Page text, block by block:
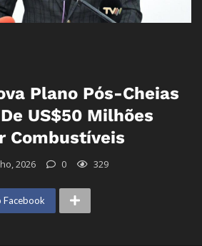
Plano Pós-Cheias
US$50 Milhões
Combustíveis
2026 0 329
Facebook